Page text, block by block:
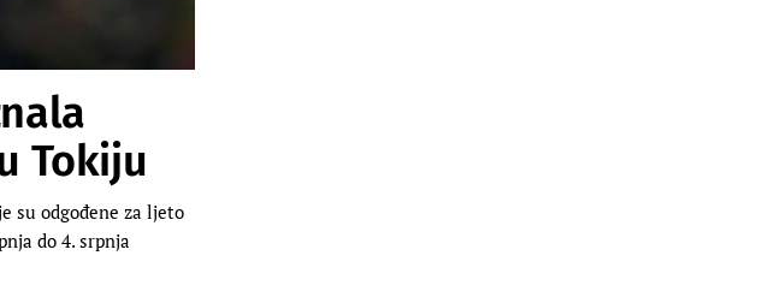
Tokiju
su odgođene za ljeto
do 4. srpnja